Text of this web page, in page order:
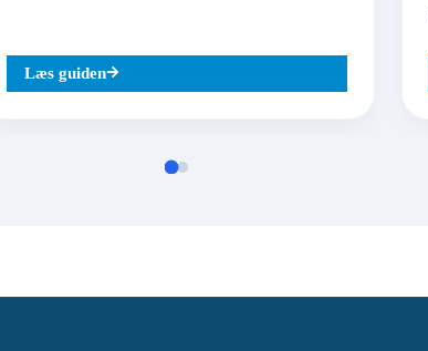
Læs guiden